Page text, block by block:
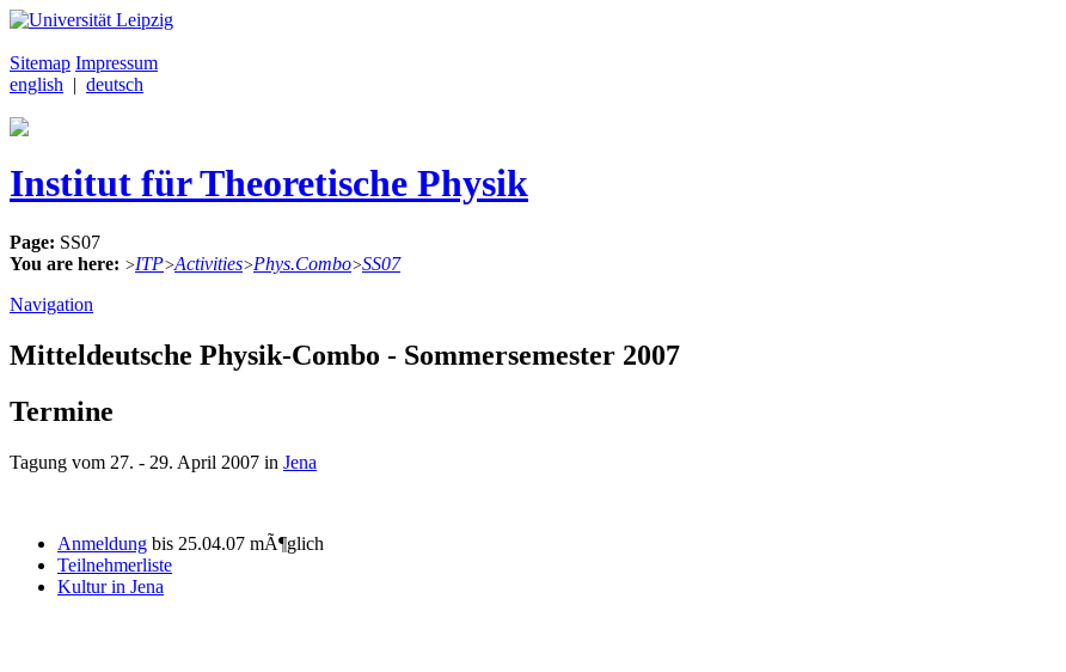
Sitemap Impressum
english | deutsch
Institut für Theoretische Physik
Page: SS07
You are here: >ITP>Activities>Phys.Combo>SS07
Navigation
Mitteldeutsche Physik-Combo - Sommersemester 2007
Termine
Tagung vom 27. - 29. April 2007 in Jena
Anmeldung bis 25.04.07 mÃ¶glich
Teilnehmerliste
Kultur in Jena